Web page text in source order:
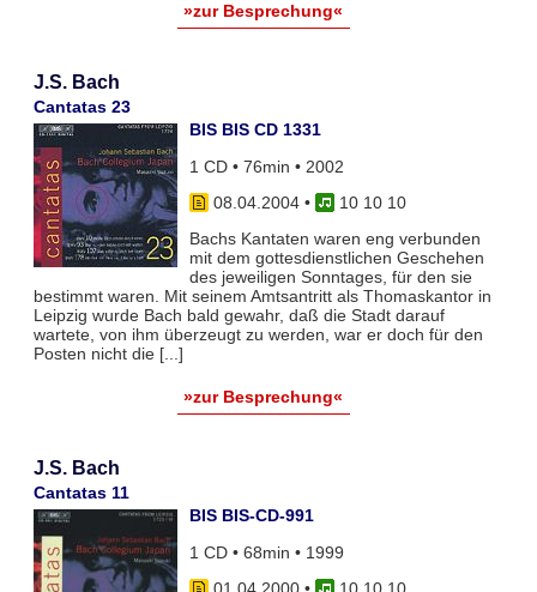
»zur Besprechung«
J.S. Bach
Cantatas 23
BIS BIS CD 1331
1 CD • 76min • 2002
08.04.2004•
10 10 10
Bachs Kantaten waren eng verbunden
mit dem gottesdienstlichen Geschehen
des jeweiligen Sonntages, für den sie
bestimmt waren. Mit seinem Amtsantritt als Thomaskantor in
Leipzig wurde Bach bald gewahr, daß die Stadt darauf
wartete, von ihm überzeugt zu werden, war er doch für den
Posten nicht die [...]
»zur Besprechung«
J.S. Bach
Cantatas 11
BIS BIS-CD-991
1 CD • 68min • 1999